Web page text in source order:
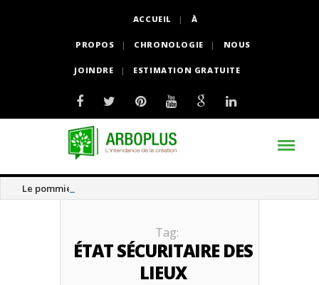
ACCUEIL À
PROPOS CHRONOLOGIE NOUS
JOINDRE ESTIMATION GRATUITE
Le pommier thé
Tag:
ÉTAT SÉCURITAIRE DES
LIEUX